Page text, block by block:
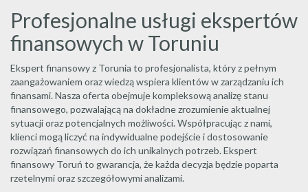
Profesjonalne usługi ekspertów
finansowych w Toruniu
Ekspert finansowy z Torunia to profesjonalista, który z pełnym
zaangażowaniem oraz wiedzą wspiera klientów w zarządzaniu ich
finansami. Nasza oferta obejmuje kompleksową analizę stanu
finansowego, pozwalającą na dokładne zrozumienie aktualnej
sytuacji oraz potencjalnych możliwości. Współpracując z nami,
klienci mogą liczyć na indywidualne podejście i dostosowanie
rozwiązań finansowych do ich unikalnych potrzeb. Ekspert
finansowy Toruń to gwarancja, że każda decyzja będzie poparta
rzetelnymi oraz szczegółowymi analizami.